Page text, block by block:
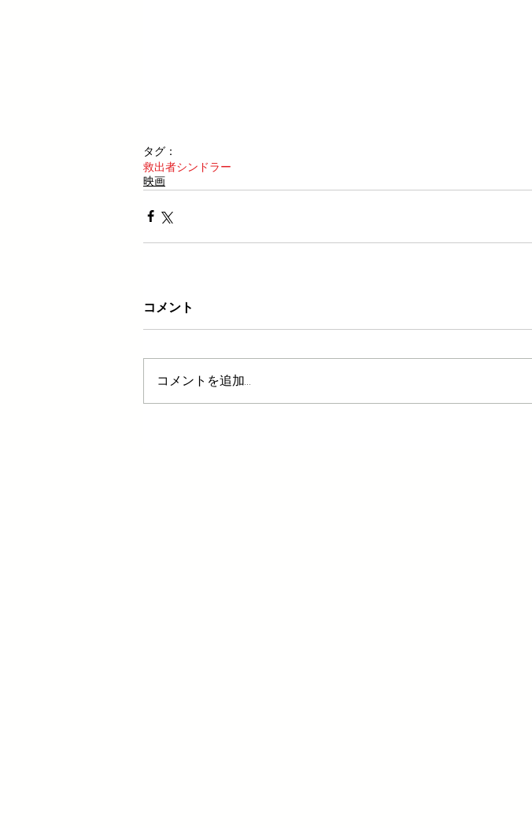
タグ：
救出者シンドラー
映画
コメント
コメントを追加…